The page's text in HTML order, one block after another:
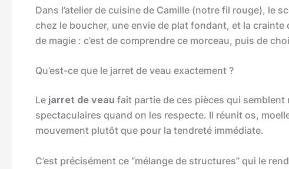
Dans l’atelier de cuisine de Camille (notre fil rouge), le
chez le boucher, une envie de plat fondant, et la
de magie : c’est de comprendre ce morceau, puis de
Qu’est-ce que le jarret de veau exactement ?
Le jarret de veau fait partie de ces pièces qui
spectaculaires quand on les respecte. Il réunit os,
mouvement plutôt que pour la tendreté immédiate.
C’est précisément ce “mélange de structures” qui le